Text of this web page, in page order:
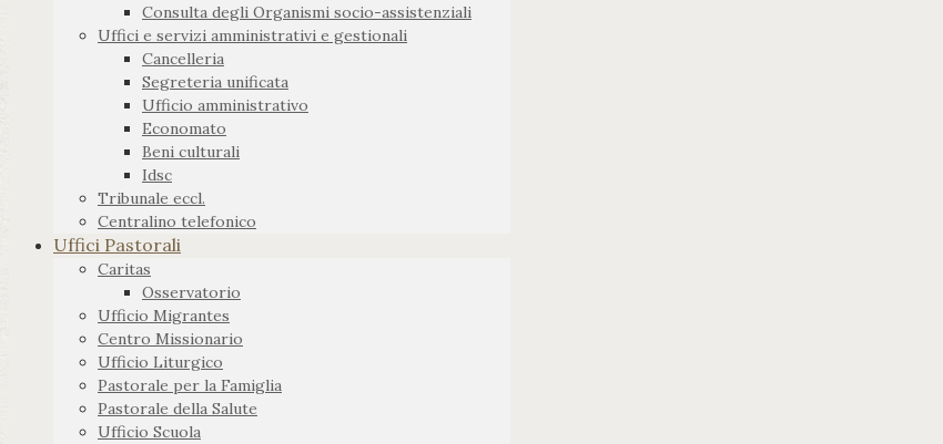
Consulta degli Organismi socio-assistenziali
Uffici e servizi amministrativi e gestionali
Cancelleria
Segreteria unificata
Ufficio amministrativo
Economato
Beni culturali
Idsc
Tribunale eccl.
Centralino telefonico
Uffici Pastorali
Caritas
Osservatorio
Ufficio Migrantes
Centro Missionario
Ufficio Liturgico
Pastorale per la Famiglia
Pastorale della Salute
Ufficio Scuola